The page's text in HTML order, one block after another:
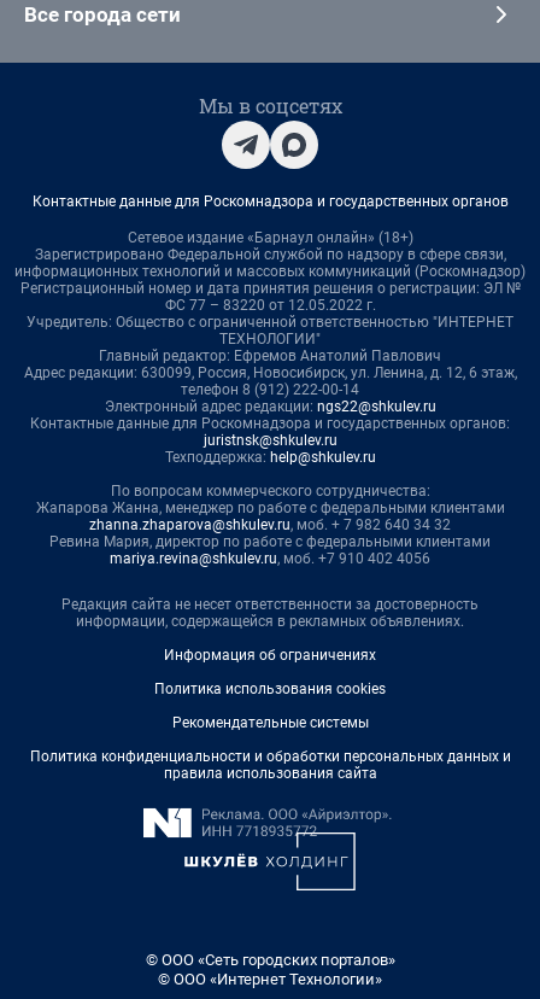
Все города сети
Мы в соцсетях
Контактные данные для Роскомнадзора и государственных органов
Сетевое издание «Барнаул онлайн» (18+)
Зарегистрировано Федеральной службой по надзору в сфере связи,
информационных технологий и массовых коммуникаций (Роскомнадзор)
Регистрационный номер и дата принятия решения о регистрации: ЭЛ №
ФС 77 – 83220 от 12.05.2022 г.
Учредитель: Общество с ограниченной ответственностью "ИНТЕРНЕТ
ТЕХНОЛОГИИ"
Главный редактор: Ефремов Анатолий Павлович
Адрес редакции: 630099, Россия, Новосибирск, ул. Ленина, д. 12, 6 этаж,
телефон 8 (912) 222-00-14
Электронный адрес редакции: ngs22@shkulev.ru
Контактные данные для Роскомнадзора и государственных органов:
juristnsk@shkulev.ru
Техподдержка: help@shkulev.ru
По вопросам коммерческого сотрудничества:
Жапарова Жанна, менеджер по работе с федеральными клиентами
zhanna.zhaparova@shkulev.ru, моб. + 7 982 640 34 32
Ревина Мария, директор по работе с федеральными клиентами
mariya.revina@shkulev.ru, моб. +7 910 402 4056
Редакция сайта не несет ответственности за достоверность
информации, содержащейся в рекламных объявлениях.
Информация об ограничениях
Политика использования cookies
Рекомендательные системы
Политика конфиденциальности и обработки персональных данных и
правила использования сайта
© ООО «Сеть городских порталов»
© ООО «Интернет Технологии»